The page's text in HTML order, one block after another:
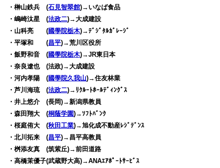
・榊山鉄兵 (石見智翠館)→いなば食品
・嶋崎汰星 (法政二)→大成建設
・山科亮 (國學院栃木)→ﾃﾞｼﾞﾀﾙｶﾞﾚｰｼﾞ
・平塚和 (昌平)→荒川区役所
・飯野和音 (國學院栃木)→JR東日本
・奈良遼也 (法政)→大成建設
・河内孝陽 (國學院久我山)→住友林業
・芦川海琉 (法政二)→ﾘｸﾙｰﾄﾎｰﾙﾃﾞｨﾝｸﾞｽ
・井上悠介 (長岡)→新潟県教員
・森田翔大 (桐蔭学園)→ｿﾌﾄﾊﾞﾝｸ
・桜庭侑大 (秋田工業)→旭化成不動産ﾚｼﾞﾃﾞﾝｽ
・北川拓来 (昌平)→昌平高教員
・桝添友真 (筑紫丘)→前田道路
・高橋茉優子(武蔵野大高)→ANAｴｱﾎﾟｰﾄｻｰﾋﾞｽ